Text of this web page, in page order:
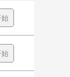
始
始